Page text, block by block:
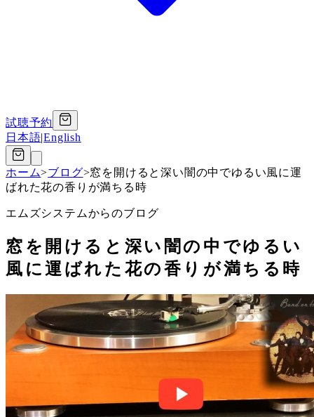
試聴予約
日本語|English
ホーム>ブログ>窓を開けると深い闇の中でゆるい風に運
ばれた花の香りが満ちる時
エムズシステムからのブログ
窓を開けると深い闇の中でゆるい
風に運ばれた花の香りが満ちる時